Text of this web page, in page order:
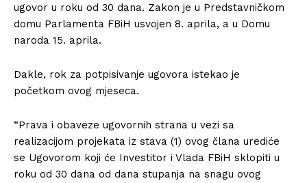
ugovor u roku od 30 dana. Zakon je u Predstavničkom
domu Parlamenta FBiH usvojen 8. aprila, a u Domu
naroda 15. aprila.
Dakle, rok za potpisivanje ugovora istekao je
početkom ovog mjeseca.
“Prava i obaveze ugovornih strana u vezi sa
realizacijom projekata iz stava (1) ovog člana urediće
se Ugovorom koji će Investitor i Vlada FBiH sklopiti u
roku od 30 dana od dana stupanja na snagu ovog